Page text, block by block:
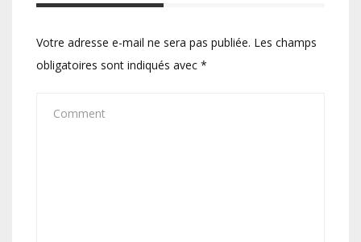
Votre adresse e-mail ne sera pas publiée. Les champs
obligatoires sont indiqués avec *